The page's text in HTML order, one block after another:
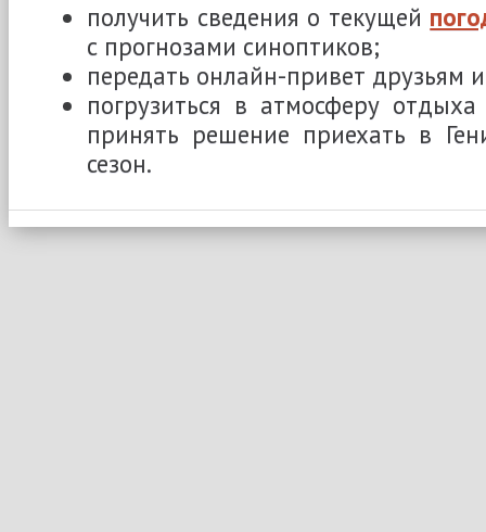
получить сведения о текущей
с прогнозами синоптиков;
передать онлайн-привет друзьям
погрузиться в атмосферу
принять решение приехать в
сезон.